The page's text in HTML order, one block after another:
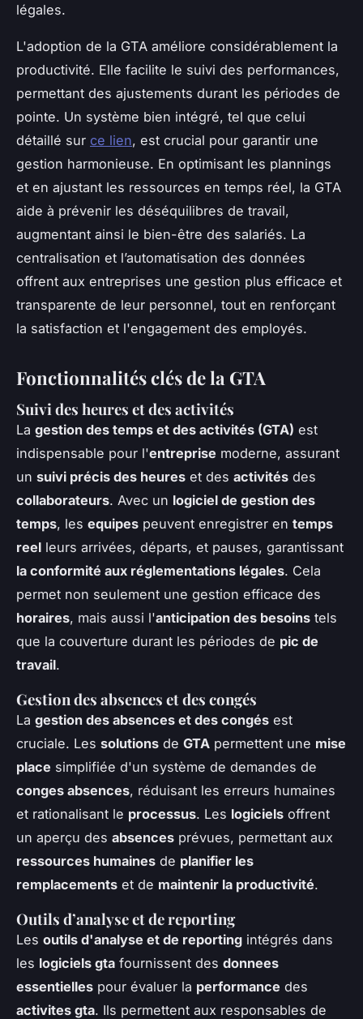
légales.
L'adoption de la GTA améliore considérablement la
productivité. Elle facilite le suivi des performances,
permettant des ajustements durant les périodes de
pointe. Un système bien intégré, tel que celui
détaillé sur ce lien, est crucial pour garantir une
gestion harmonieuse. En optimisant les plannings
et en ajustant les ressources en temps réel, la GTA
aide à prévenir les déséquilibres de travail,
augmentant ainsi le bien-être des salariés. La
centralisation et l’automatisation des données
offrent aux entreprises une gestion plus efficace et
transparente de leur personnel, tout en renforçant
la satisfaction et l'engagement des employés.
Fonctionnalités clés de la GTA
Suivi des heures et des activités
La gestion des temps et des activités (GTA) est
indispensable pour l'entreprise moderne, assurant
un suivi précis des heures et des activités des
collaborateurs. Avec un logiciel de gestion des
temps, les equipes peuvent enregistrer en temps
reel leurs arrivées, départs, et pauses, garantissant
la conformité aux réglementations légales. Cela
permet non seulement une gestion efficace des
horaires, mais aussi l'anticipation des besoins tels
que la couverture durant les périodes de pic de
travail.
Gestion des absences et des congés
La gestion des absences et des congés est
cruciale. Les solutions de GTA permettent une mise
place simplifiée d'un système de demandes de
conges absences, réduisant les erreurs humaines
et rationalisant le processus. Les logiciels offrent
un aperçu des absences prévues, permettant aux
ressources humaines de planifier les
remplacements et de maintenir la productivité.
Outils d’analyse et de reporting
Les outils d'analyse et de reporting intégrés dans
les logiciels gta fournissent des donnees
essentielles pour évaluer la performance des
activites gta. Ils permettent aux responsables de